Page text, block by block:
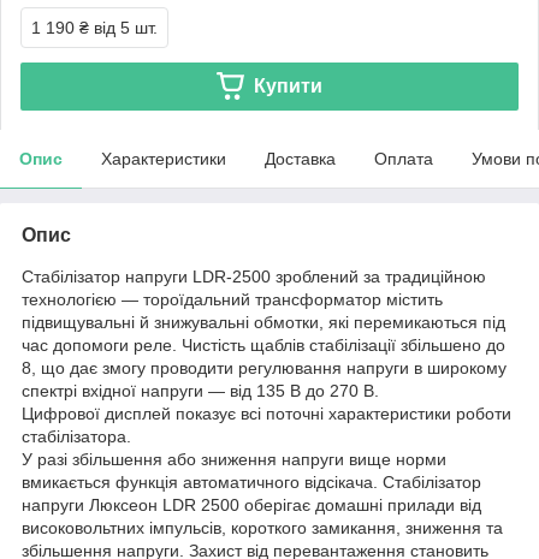
1 190 ₴ від 5 шт.
Купити
Опис Характеристики Доставка Оплата Умови
Опис
Стабілізатор напруги LDR-2500 зроблений за традиційною
технологією — тороїдальний трансформатор містить
підвищувальні й знижувальні обмотки, які перемикаються під
час допомоги реле. Чистість щаблів стабілізації збільшено до
8, що дає змогу проводити регулювання напруги в широкому
спектрі вхідної напруги — від 135 В до 270 В.
Цифрової дисплей показує всі поточні характеристики роботи
стабілізатора.
У разі збільшення або зниження напруги вище норми
вмикається функція автоматичного відсікача. Стабілізатор
напруги Люксеон LDR 2500 оберігає домашні прилади від
високовольтних імпульсів, короткого замикання, зниження та
збільшення напруги. Захист від перевантаження становить